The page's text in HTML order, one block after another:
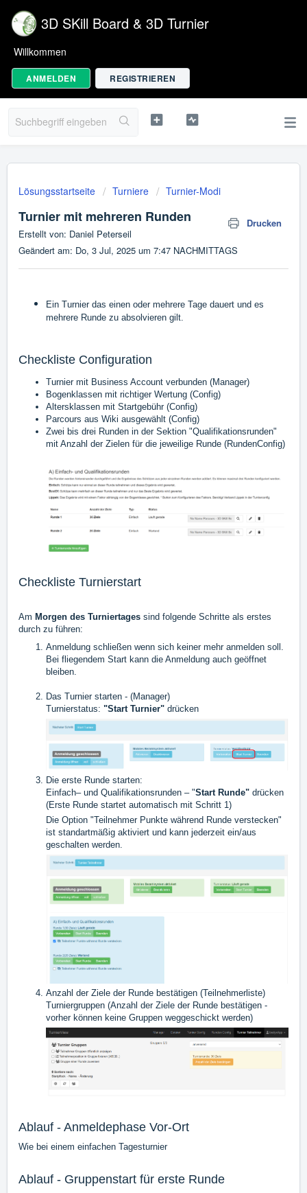
3D SKill Board & 3D Turnier
Willkommen
ANMELDEN REGISTRIEREN
Lösungsstartseite Turniere Turnier-Modi
Turnier mit mehreren Runden
Drucken
Erstellt von: Daniel Peterseil
Geändert am: Do, 3 Jul, 2025 um 7:47 NACHMITTAGS
Ein Turnier das einen oder mehrere Tage dauert und es
mehrere Runde zu absolvieren gilt.
Checkliste Configuration
Turnier mit Business Account verbunden (Manager)
Bogenklassen mit richtiger Wertung (Config)
Altersklassen mit Startgebühr (Config)
Parcours aus Wiki ausgewählt (Config)
Zwei bis drei Runden in der Sektion "Qualifikationsrunden"
mit Anzahl der Zielen für die jeweilige Runde (RundenConfig)
Checkliste Turnierstart
Am Morgen des Turniertages sind folgende Schritte als erstes
durch zu führen:
Anmeldung schließen wenn sich keiner mehr anmelden soll.
Bei fliegendem Start kann die Anmeldung auch geöffnet
bleiben.
Das Turnier starten - (Manager)
Turnierstatus: "Start Turnier" drücken
Die erste Runde starten:
Einfach– und Qualifikationsrunden – "Start Runde" drücken
(Erste Runde startet automatisch mit Schritt 1)
Die Option "Teilnehmer Punkte während Runde verstecken"
ist standartmäßig aktiviert und kann jederzeit ein/aus
geschalten werden.
Anzahl der Ziele der Runde bestätigen (Teilnehmerliste)
Turniergruppen (Anzahl der Ziele der Runde bestätigen -
vorher können keine Gruppen weggeschickt werden)
Ablauf - Anmeldephase Vor-Ort
Wie bei einem einfachen Tagesturnier
Ablauf - Gruppenstart für erste Runde